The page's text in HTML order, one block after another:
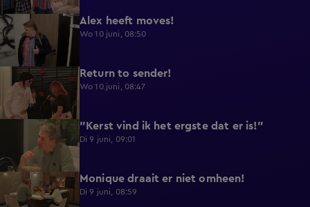
0:43 Alex heeft moves!
Wo 10 juni, 08:50
0:36 Return to sender!
Wo 10 juni, 08:47
"Kerst vind ik het ergste dat er is!"
Di 9 juni, 09:01
0:29 Monique draait er niet omheen!
Di 9 juni, 08:59